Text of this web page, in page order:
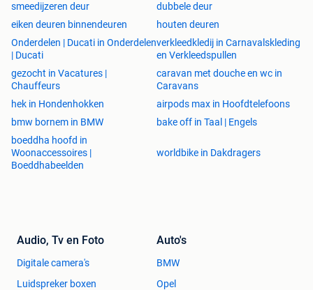
smeedijzeren deur
dubbele deur
eiken deuren binnendeuren
houten deuren
Onderdelen | Ducati in Onderdelen
| Ducati
verkleedkledij in Carnavalskleding
en Verkleedspullen
gezocht in Vacatures |
Chauffeurs
caravan met douche en wc in
Caravans
hek in Hondenhokken
airpods max in Hoofdtelefoons
bmw bornem in BMW
bake off in Taal | Engels
boeddha hoofd in
Woonaccessoires |
Boeddhabeelden
worldbike in Dakdragers
Audio, Tv en Foto
Digitale camera's
Luidspreker boxen
Auto's
BMW
Opel